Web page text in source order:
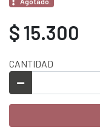
$ 15.300
CANTIDAD